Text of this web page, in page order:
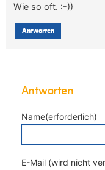
Wie so oft. :-))
Antworten
Antworten
Name(erforderlich)
E-Mail (wird nicht